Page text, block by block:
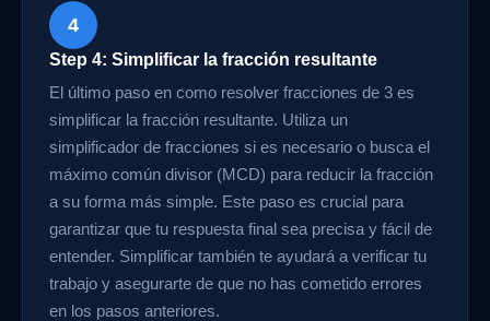
4
Step 4: Simplificar la fracción resultante
El último paso en como resolver fracciones de 3 es
simplificar la fracción resultante. Utiliza un
simplificador de fracciones si es necesario o busca el
máximo común divisor (MCD) para reducir la fracción
a su forma más simple. Este paso es crucial para
garantizar que tu respuesta final sea precisa y fácil de
entender. Simplificar también te ayudará a verificar tu
trabajo y asegurarte de que no has cometido errores
en los pasos anteriores.